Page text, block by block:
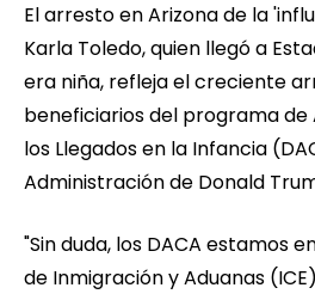
El arresto en Arizona de la
Karla Toledo, quien llegó a
era niña, refleja el creciente
beneficiarios del programa
los Llegados en la Infancia
Administración de Donald
"Sin duda, los DACA estamos
de Inmigración y Aduanas